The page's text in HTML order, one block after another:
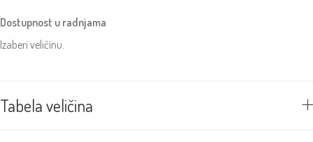
Dostupnost u radnjama
Izaberi veličinu.
Tabela veličina